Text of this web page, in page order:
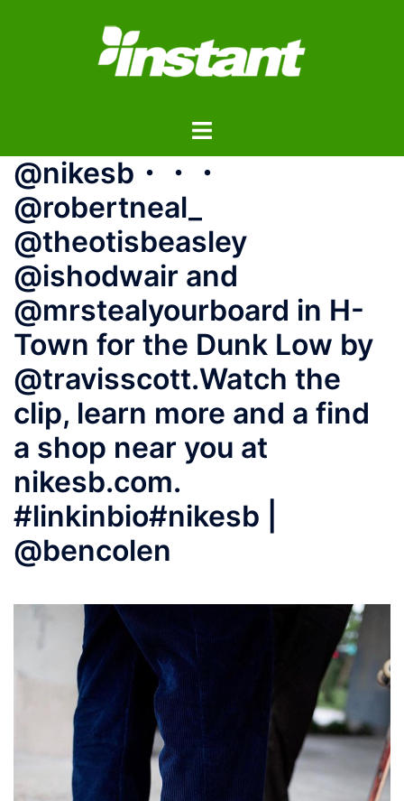
ス
ト
ル
ニ
ュ
@nikesb・・・
@robertneal_
@theotisbeasley
@ishodwair and
@mrstealyourboard in H-
Town for the Dunk Low by
@travisscott.Watch the
clip, learn more and a find
a shop near you at
nikesb.com.
#linkinbio#nikesb |
@bencolen